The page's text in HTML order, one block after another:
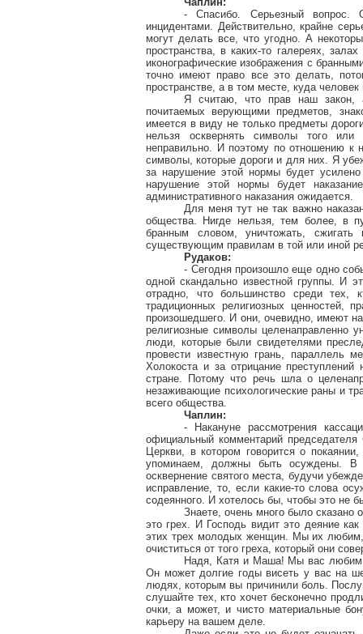
- Спасибо. Серьезный вопрос.
инцидентами. Действительно, крайне
могут делать все, что угодно. А
пространства, в каких-то галереях,
иконографические изображения с
точно имеют право все это делать,
пространстве, а в том месте, куда
Я считаю, что прав наш закон,
почитаемых верующими предметов,
имеется в виду не только предметы
нельзя осквернять символы того или
неправильно. И поэтому по отношению к
символы, которые дороги и для них. Я
за нарушение этой нормы будет
нарушение этой нормы будет
административного наказания ожидается.
Для меня тут не так важно
общества. Нигде нельзя, тем более, в
бранным словом, уничтожать,
существующим правилам в той или иной
Рудаков:
- Сегодня произошло еще одно
одной скандально известной группы. И
отрадно, что большинство среди тех,
традиционных религиозных ценностей,
произошедшего. И они, очевидно, имеют
религиозные символы целенаправленно
люди, которые были свидетелями
провести известную грань, параллель
Холокоста и за отрицание
стране. Потому что речь шла о
незаживающие психологические раны и
всего общества.
Чаплин:
- Накануне рассмотрения
официальный комментарий
Церкви, в котором говорится о
упоминаем, должны быть осуждены. В
осквернение святого места, будучи
исправление, то, если какие-то слова
содеянного. И хотелось бы, чтобы это не
Знаете, очень много было
это грех. И Господь видит это деяние
этих трех молодых женщин. Мы их любим,
очиститься от того греха, который они
Надя, Катя и Маша! Мы вас
Он может долгие годы висеть у вас на
людях, которым вы причинили боль.
слушайте тех, кто хочет бесконечно
очки, а может, и чисто материальные
карьеру на вашем деле.